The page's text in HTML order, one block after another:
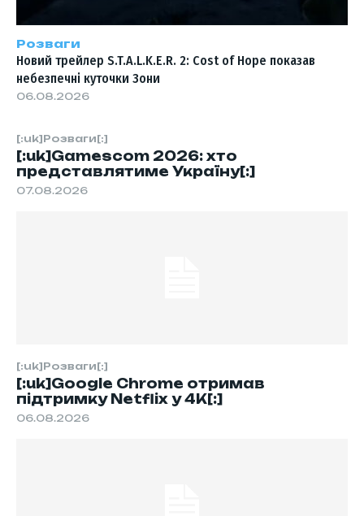
[:uk]Розваги[:]
[:uk]Gamescom 2026: хто
представлятиме Україну[:]
07.08.2026
[:uk]Розваги[:]
[:uk]Google Chrome отримав
підтримку Netflix у 4K[:]
06.08.2026
Розваги
Новий трейлер S.T.A.L.K.E.R. 2: Cost of Hope показав
небезпечні куточки Зони
06.08.2026